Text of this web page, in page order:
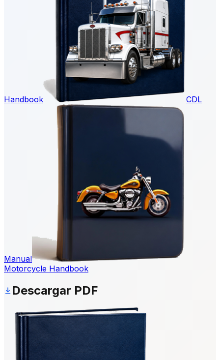
Handbook CDL
Manual
Motorcycle Handbook
Descargar PDF